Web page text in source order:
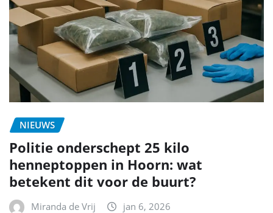
NIEUWS
Politie onderschept 25 kilo
henneptoppen in Hoorn: wat
betekent dit voor de buurt?
Miranda de Vrij jan 6, 2026